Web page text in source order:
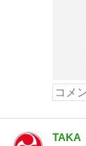
TAKA